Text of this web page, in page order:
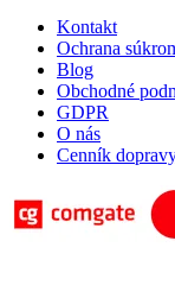
Kontakt
Ochrana
Blog
Obchodné
GDPR
O nás
Cenník